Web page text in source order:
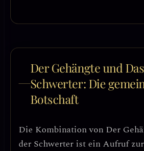
Der Gehängte und
Schwerter: Die
Botschaft
Die Kombination von Der
der Schwerter ist einAufruf